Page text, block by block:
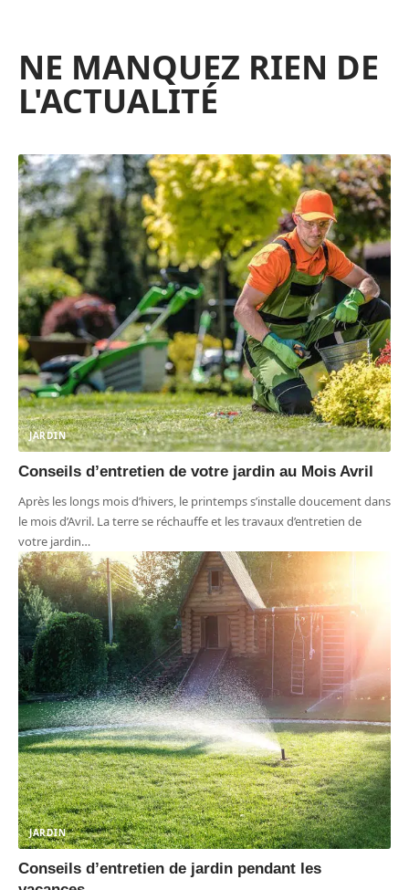
NE MANQUEZ RIEN DE
L'ACTUALITÉ
JARDIN
Conseils d’entretien de votre jardin au Mois Avril
Après les longs mois d’hivers, le printemps s’installe doucement dans
le mois d’Avril. La terre se réchauffe et les travaux d’entretien de
votre jardin…
JARDIN
Conseils d’entretien de jardin pendant les